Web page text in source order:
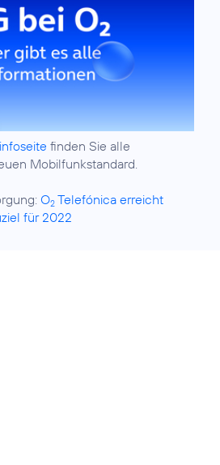
finden Sie alle
Mobilfunkstandard.
O2 Telefónica erreicht
für 2022